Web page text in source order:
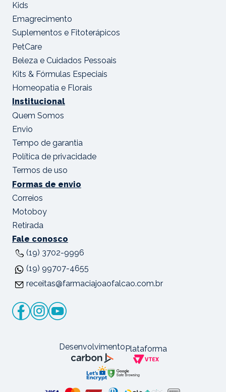
Kids
Emagrecimento
Suplementos e Fitoterápicos
PetCare
Beleza e Cuidados Pessoais
Kits & Fórmulas Especiais
Homeopatia e Florais
Institucional
Quem Somos
Envio
Tempo de garantia
Política de privacidade
Termos de uso
Formas de envio
Correios
Motoboy
Retirada
Fale conosco
(19) 3702-9996
(19) 99707-4655
receitas@farmaciajoaofalcao.com.br
DesenvolvimentoPlataforma